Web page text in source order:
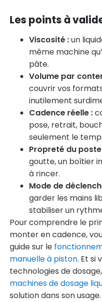
Les points à
Viscosité :un
même machine
pâte.
Volume par
couvrir vos
inutilement
Cadence réelle :
pose, retrait,
seulement le
Propreté du
goutte, un boîtier
à rincer.
Mode de
garder les mains
stabiliser un
Pour comprendre le
monter en cadence,
guide sur le
manuelle à piston. Et si
technologies de
machines de dosage
solution dans son usage.